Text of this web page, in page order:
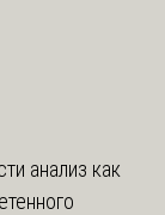
анализ как